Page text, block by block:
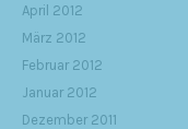
April 2012
März 2012
Februar 2012
Januar 2012
Dezember 2011